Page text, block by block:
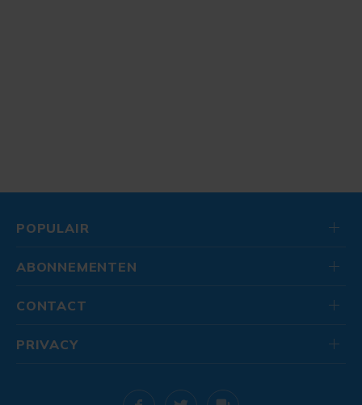
POPULAIR
ABONNEMENTEN
CONTACT
PRIVACY